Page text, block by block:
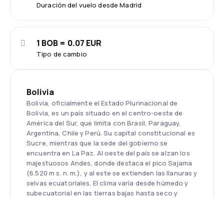
Duración del vuelo desde Madrid
Tipo de cambio
1 BOB = 0.07 EUR
Bolivia
Bolivia, oficialmente el Estado Plurinacional de
Bolivia, es un país situado en el centro-oeste de
América del Sur, que limita con Brasil, Paraguay,
Argentina, Chile y Perú. Su capital constitucional es
Sucre, mientras que la sede del gobierno se
encuentra en La Paz. Al oeste del país se alzan los
majestuosos Andes, donde destaca el pico Sajama
(6.520 m s. n. m.), y al este se extienden las llanuras y
selvas ecuatoriales. El clima varía desde húmedo y
subecuatorial en las tierras bajas hasta seco y